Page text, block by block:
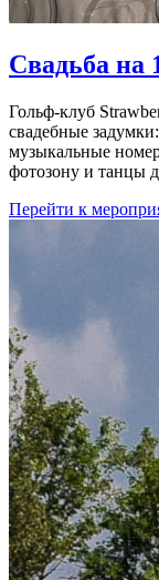
Свадьба на
Гольф-клуб
свадебные
музыкальные
фотозону и танцы
Перейти к